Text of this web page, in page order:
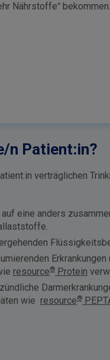
Nährstoffe“
n Patient:in?
verträglichen
eine anders
Erkrankungen
resource® Protein
wie resource®